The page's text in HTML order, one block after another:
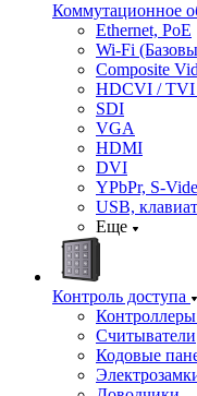
Коммутационное
Ethernet, PoE
Wi-Fi
Composite
HDCVI / TVI
SDI
VGA
HDMI
DVI
YPbPr, S-
USB,
Еще
Контроль доступа
Считыватели
Кодовые